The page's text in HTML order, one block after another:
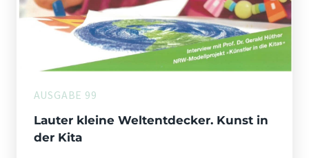
Lauter kleine Weltentdecker. Kunst in
der Kita
AUSGABE 99